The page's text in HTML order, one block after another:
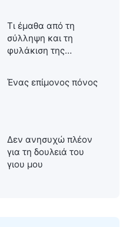
Τι έμαθα από τη
σύλληψη και τη
φυλάκιση της
Ένας επίμονος πόνος
Δεν ανησυχώ πλέον
για τη δουλειά του
γιου μου